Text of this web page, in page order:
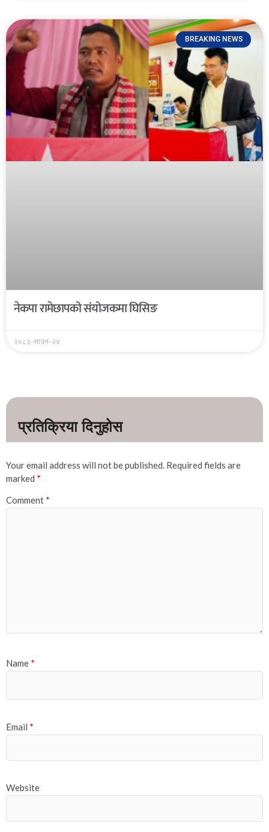
BREAKING NEWS
नेकपा रामेछापको संयोजकमा घिसिङ
२०८३-साउन-२४
Your email address will not be published. Required fields are
marked *
Comment *
Name *
Email *
Website